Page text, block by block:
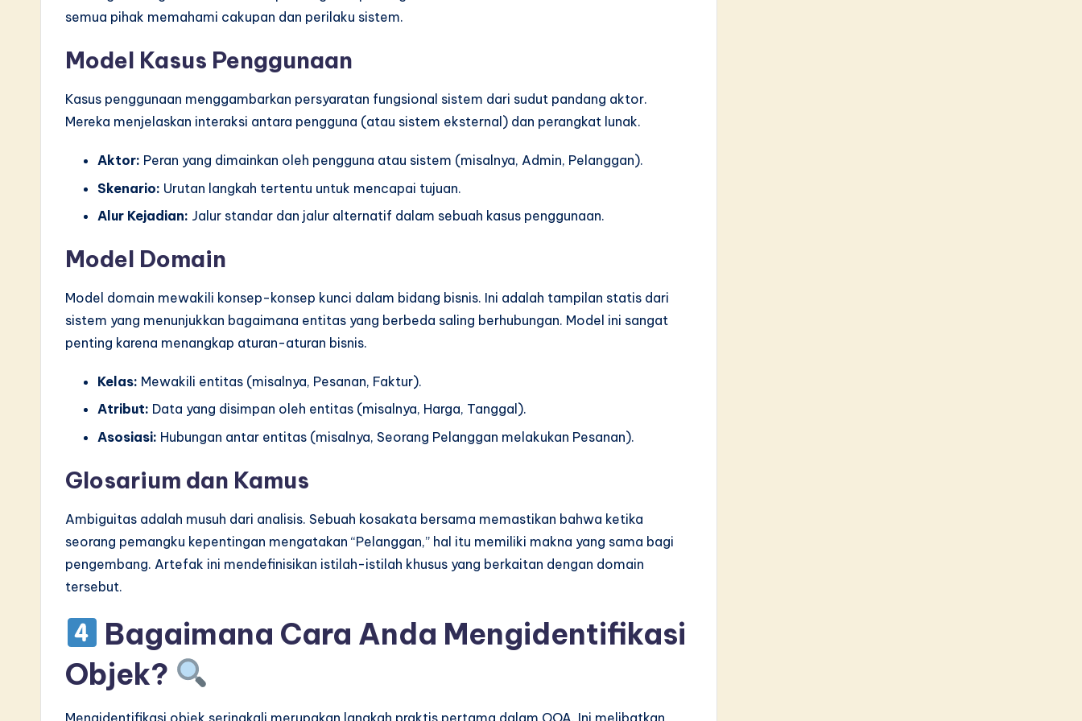
semua pihak memahami cakupan dan perilaku sistem.
Model Kasus Penggunaan
Kasus penggunaan menggambarkan persyaratan fungsional sistem dari sudut pandang aktor.
Mereka menjelaskan interaksi antara pengguna (atau sistem eksternal) dan perangkat lunak.
Aktor: Peran yang dimainkan oleh pengguna atau sistem (misalnya, Admin, Pelanggan).
Skenario: Urutan langkah tertentu untuk mencapai tujuan.
Alur Kejadian: Jalur standar dan jalur alternatif dalam sebuah kasus penggunaan.
Model Domain
Model domain mewakili konsep-konsep kunci dalam bidang bisnis. Ini adalah tampilan statis dari
sistem yang menunjukkan bagaimana entitas yang berbeda saling berhubungan. Model ini sangat
penting karena menangkap aturan-aturan bisnis.
Kelas: Mewakili entitas (misalnya, Pesanan, Faktur).
Atribut: Data yang disimpan oleh entitas (misalnya, Harga, Tanggal).
Asosiasi: Hubungan antar entitas (misalnya, Seorang Pelanggan melakukan Pesanan).
Glosarium dan Kamus
Ambiguitas adalah musuh dari analisis. Sebuah kosakata bersama memastikan bahwa ketika
seorang pemangku kepentingan mengatakan “Pelanggan,” hal itu memiliki makna yang sama bagi
pengembang. Artefak ini mendefinisikan istilah-istilah khusus yang berkaitan dengan domain
tersebut.
Bagaimana Cara Anda Mengidentifikasi
Objek?
Mengidentifikasi objek seringkali merupakan langkah praktis pertama dalam OOA. Ini melibatkan